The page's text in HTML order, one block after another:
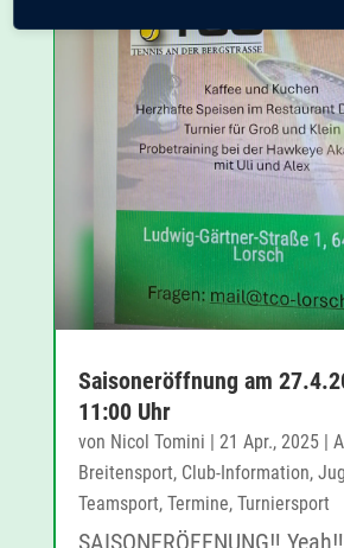
Saisoneröffnung am
11:00 Uhr
von Nicol Tomini 21 Apr., 2025|
Breitensport, Club-Information,
Teamsport, Termine, Turniersport